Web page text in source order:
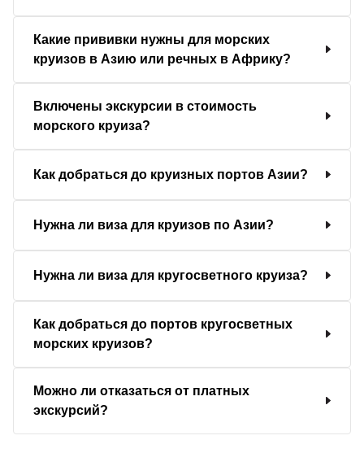
Какие прививки нужны для морских
круизов в Азию или речных в Африку?
Включены экскурсии в стоимость
морского круиза?
Как добраться до круизных портов Азии?
Нужна ли виза для круизов по Азии?
Нужна ли виза для кругосветного круиза?
Как добраться до портов кругосветных
морских круизов?
Можно ли отказаться от платных
экскурсий?